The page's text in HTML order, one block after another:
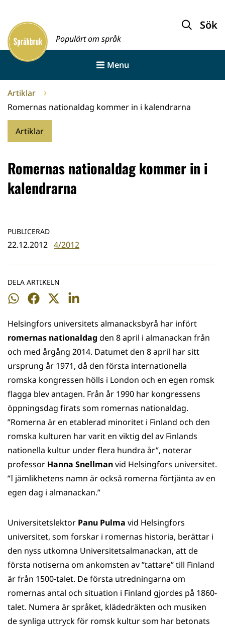
innehållet
Framsida
Populärt om språk
Sök
Menu
Artiklar
Romernas nationaldag kommer in i kalendrarna
Artiklar
Romernas nationaldag kommer in i
kalendrarna
PUBLICERAD
22.12.2012 4/2012
DELA ARTIKELN
Dela
WhatsApp
Dela
Facebook
Dela
Twitter
Dela
LinkedIn
Helsingfors universitets almanacksbyrå har infört
romernas nationaldag den 8 april i almanackan från
och med årgång 2014. Datumet den 8 april har sitt
ursprung år 1971, då den första internationella
romska kongressen hölls i London och en egen romsk
flagga blev antagen. Från år 1990 har kongressens
öppningsdag firats som romernas nationaldag.
”Romerna är en etablerad minoritet i Finland och den
romska kulturen har varit en viktig del av Finlands
nationella kultur under flera hundra år”, noterar
professor Hanna Snellmanvid Helsingfors universitet.
”I jämlikhetens namn är också romerna förtjänta av en
egen dag i almanackan.”
Universitetslektor Panu Pulma vid Helsingfors
universitet, som forskar i romernas historia, berättar i
den nyss utkomna Universitetsalmanackan, att de
första notiserna om ankomsten av ”tattare” till Finland
är från 1500-talet. De första utredningarna om
romernas antal och situation i Finland gjordes på 1860-
talet. Numera är språket, klädedräkten och musiken
de synliga uttryck för romsk kultur som har betonats